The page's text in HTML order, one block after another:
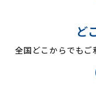
ど
全国どこからでも